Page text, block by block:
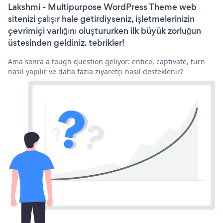
Lakshmi - Multipurpose WordPress Theme web
sitenizi çalışır hale getirdiyseniz, işletmelerinizin
çevrimiçi varlığını oluştururken ilk büyük zorluğun
üstesinden geldiniz. tebrikler!
Ama sonra a tough question geliyor: entice, captivate, turn
nasıl yapılır ve daha fazla ziyaretçi nasıl desteklenir?